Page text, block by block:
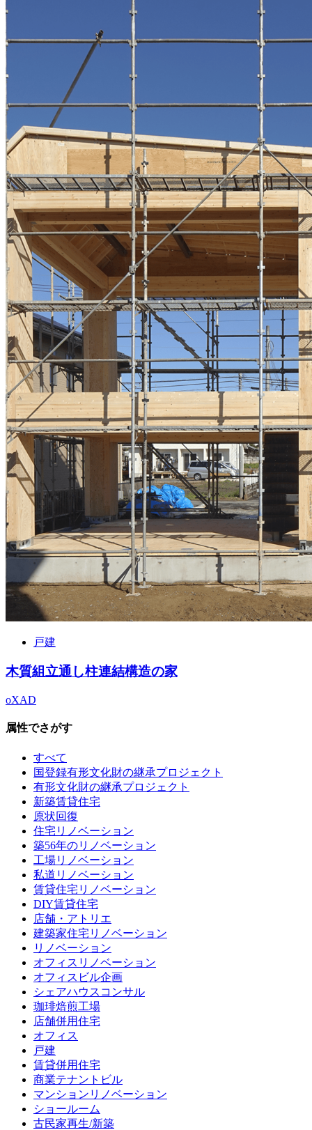
戸建
木質組立通し柱連結構造の家
oXAD
属性でさがす
すべて
国登録有形文化財の継承プロジェクト
有形文化財の継承プロジェクト
新築賃貸住宅
原状回復
住宅リノベーション
築56年のリノベーション
工場リノベーション
私道リノベーション
賃貸住宅リノベーション
DIY賃貸住宅
店舗・アトリエ
建築家住宅リノベーション
リノベーション
オフィスリノベーション
オフィスビル企画
シェアハウスコンサル
珈琲焙煎工場
店舗併用住宅
オフィス
戸建
賃貸併用住宅
商業テナントビル
マンションリノベーション
ショールーム
古民家再生/新築